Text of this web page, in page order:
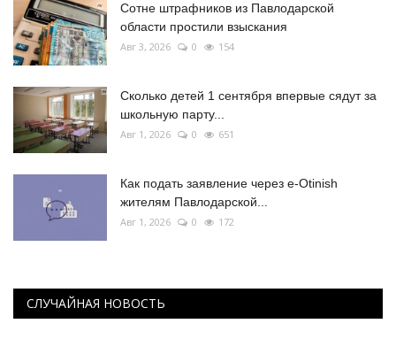
Сотне штрафников из Павлодарской
области простили взыскания
Авг 3, 2026 0 154
Сколько детей 1 сентября впервые сядут за
школьную парту...
Авг 1, 2026 0 651
Как подать заявление через e-Otinish
жителям Павлодарской...
Авг 1, 2026 0 172
СЛУЧАЙНАЯ НОВОСТЬ